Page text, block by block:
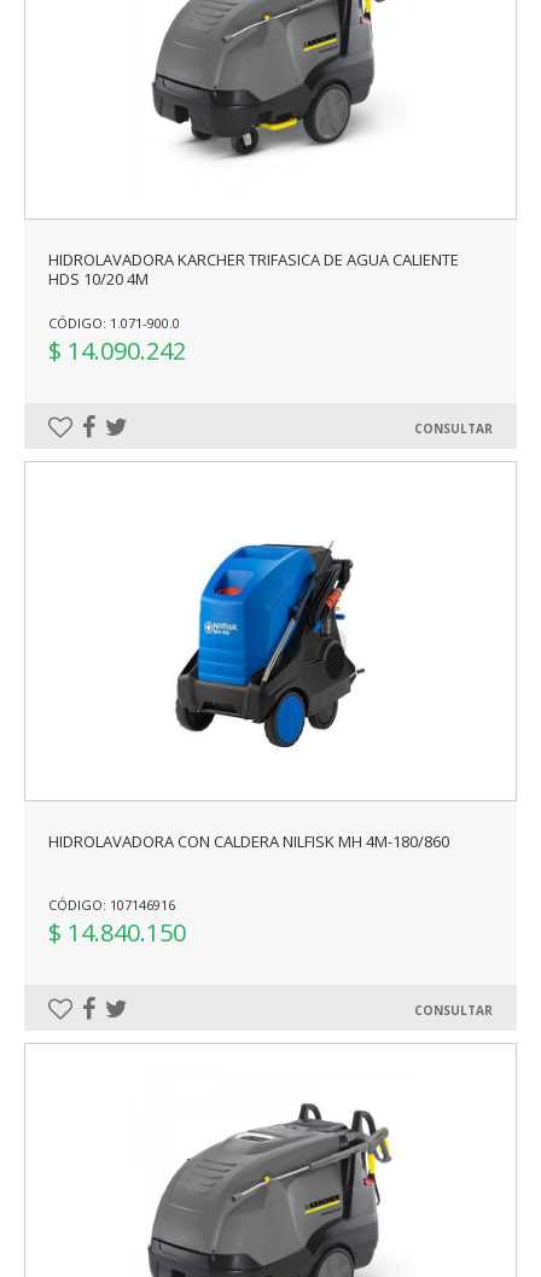
HIDROLAVADORA KARCHER TRIFASICA DE AGUA CALIENTE
HDS 10/20 4M
CÓDIGO: 1.071-900.0
$ 14.090.242
CONSULTAR
HIDROLAVADORA CON CALDERA NILFISK MH 4M-180/860
CÓDIGO: 107146916
$ 14.840.150
CONSULTAR